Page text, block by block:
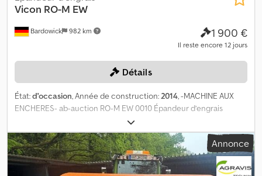
Bardowick 982 km
Vicon RO-M EW
1 900 €
Il reste encore 12 jours
Détails
État:d'occasion, Année de construction:2014, -MACHINE AUX
ENCHERES- ab-auction RO-M EW 0010 Épandeur d’engrais
VICON (occasion) Dedpoyxtu Sofx Ag Esck 0020 Épandeur
d’engrais à pesée 0030 Largeur de travail réglable via le terminal
du tracteur 0040 Isobus (m) : 18-28 0050 Volume de la trémie
(litres) : 2, bâche de protection pliable mécaniquement 0070
Dispositif de délimitation de l’épandage à droite 0080 Pliable
Annonce